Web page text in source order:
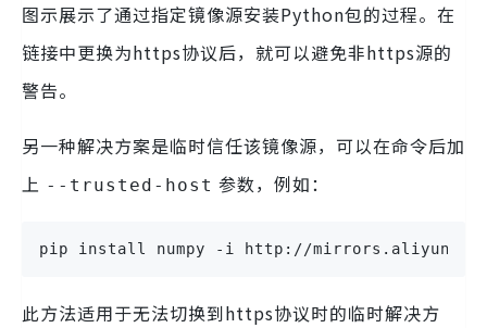
图示展示了通过指定镜像源安装Python包的过程。在
链接中更换为https协议后，就可以避免非https源的
警告。
另一种解决方案是临时信任该镜像源，可以在命令后加
上 --trusted-host 参数，例如：
pip install numpy -i http://
此方法适用于无法切换到https协议时的临时解决方